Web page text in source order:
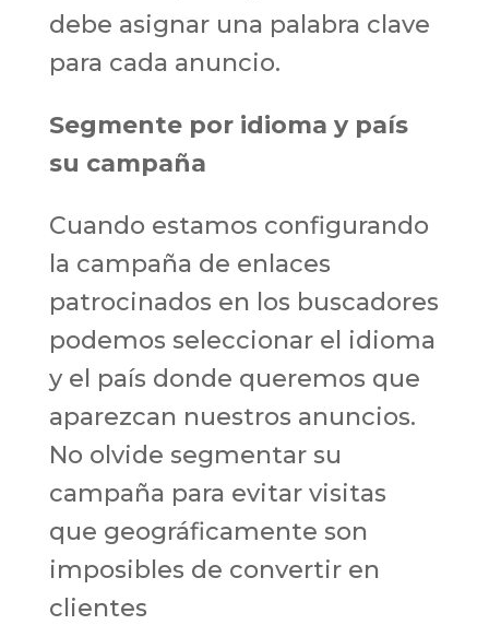
debe asignar una palabra clave
para cada anuncio.
Segmente por idioma y país
su campaña
Cuando estamos configurando
la campaña de enlaces
patrocinados en los buscadores
podemos seleccionar el idioma
y el país donde queremos que
aparezcan nuestros anuncios.
No olvide segmentar su
campaña para evitar visitas
que geográficamente son
imposibles de convertir en
clientes